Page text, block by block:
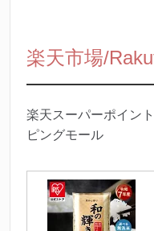
楽天市場/
楽天スーパーポイン
ピングモール